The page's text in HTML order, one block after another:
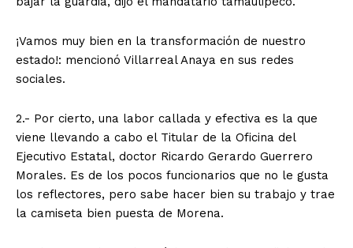
¡Vamos muy bien en la transformación de nuestro
estado!: mencionó Villarreal Anaya en sus redes
sociales.
2.- Por cierto, una labor callada y efectiva es la que
viene llevando a cabo el Titular de la Oficina del
Ejecutivo Estatal, doctor Ricardo Gerardo Guerrero
Morales. Es de los pocos funcionarios que no le gusta
los reflectores, pero sabe hacer bien su trabajo y trae
la camiseta bien puesta de Morena.